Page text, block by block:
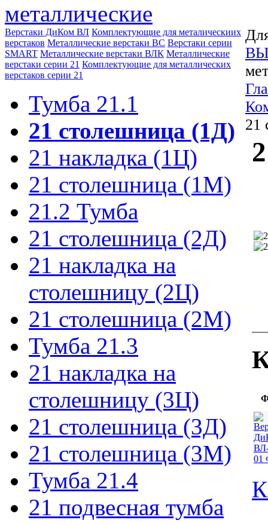
металлические
Верстаки ДиКом ВЛ Комплектующие для металическиих
верстаков Металлические верстаки ВС Верстаки серии
SMART Металлические верстаки ВЛК Металлические
верстаки серии 21 Комплектующие для металлических
верстаков серии 21
Тумба 21.1
21 столешница (1Д)
21 накладка (1Ц)
21 столешница (1М)
21.2 Тумба
21 столешница (2Д)
21 накладка на
столешницу (2Ц)
21 столешница (2М)
Тумба 21.3
21 накладка на
столешницу (3Ц)
21 столешница (3Д)
21 столешница (3М)
Тумба 21.4
21 подвесная тумба
21